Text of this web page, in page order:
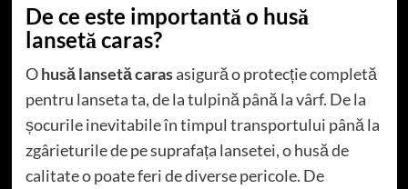
De ce este importantă o husă
lansetă caras?
Ohusă lansetă carasasigură o protecție completă
pentru lanseta ta, de la tulpină până la vârf. De la
șocurile inevitabile în timpul transportului până la
zgârieturile de pe suprafața lansetei, o husă de
calitate o poate feri de diverse pericole. De